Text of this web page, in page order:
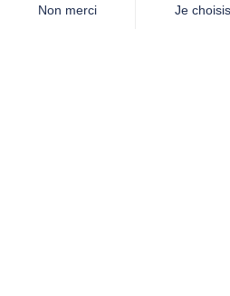
Qui sommes-nous ?